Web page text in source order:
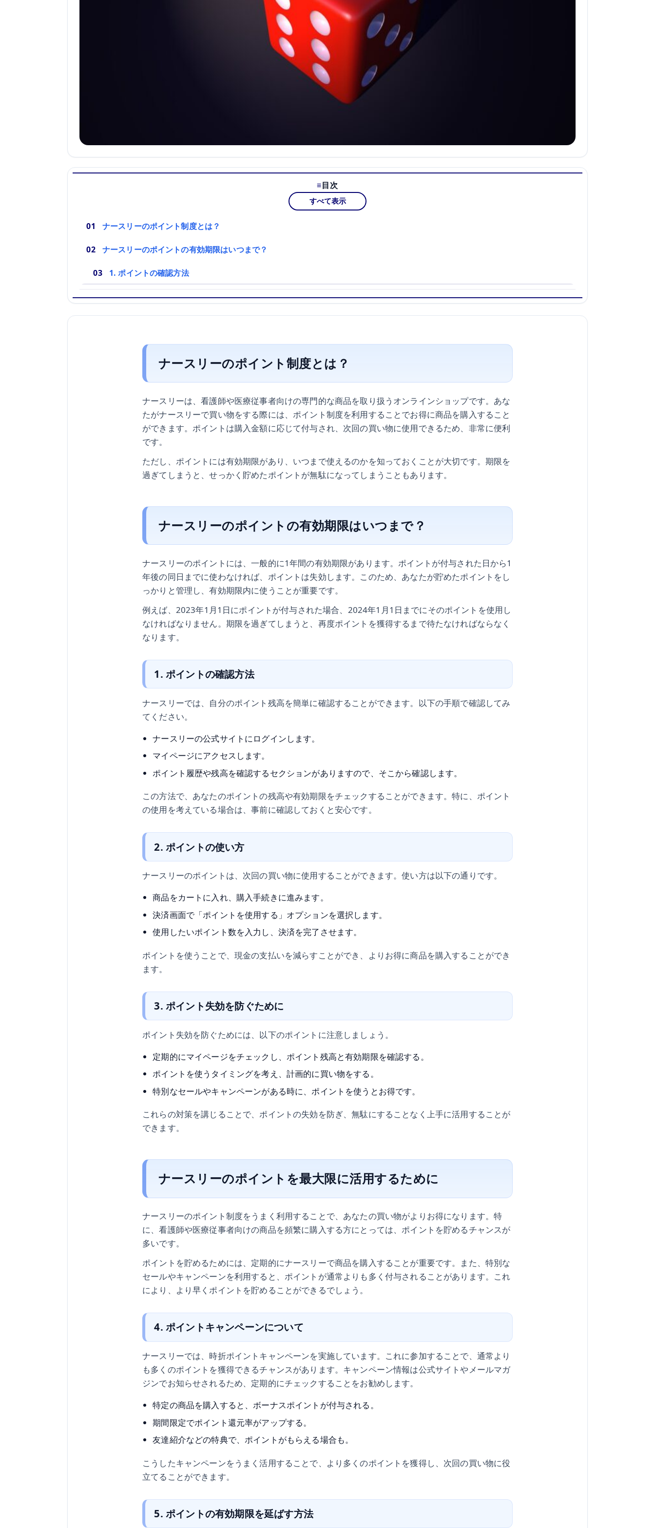
目次
すべて表示
ナースリーのポイント制度とは？
ナースリーのポイントの有効期限はいつまで？
1. ポイントの確認方法
ナースリーのポイント制度とは？
ナースリーは、看護師や医療従事者向けの専門的な商品を取り扱うオンラインショップです。あな
たがナースリーで買い物をする際には、ポイント制度を利用することでお得に商品を購入すること
ができます。ポイントは購入金額に応じて付与され、次回の買い物に使用できるため、非常に便利
です。
ただし、ポイントには有効期限があり、いつまで使えるのかを知っておくことが大切です。期限を
過ぎてしまうと、せっかく貯めたポイントが無駄になってしまうこともあります。
ナースリーのポイントの有効期限はいつまで？
ナースリーのポイントには、一般的に1年間の有効期限があります。ポイントが付与された日から1
年後の同日までに使わなければ、ポイントは失効します。このため、あなたが貯めたポイントをし
っかりと管理し、有効期限内に使うことが重要です。
例えば、2023年1月1日にポイントが付与された場合、2024年1月1日までにそのポイントを使用し
なければなりません。期限を過ぎてしまうと、再度ポイントを獲得するまで待たなければならなく
なります。
1. ポイントの確認方法
ナースリーでは、自分のポイント残高を簡単に確認することができます。以下の手順で確認してみ
てください。
ナースリーの公式サイトにログインします。
マイページにアクセスします。
ポイント履歴や残高を確認するセクションがありますので、そこから確認します。
この方法で、あなたのポイントの残高や有効期限をチェックすることができます。特に、ポイント
の使用を考えている場合は、事前に確認しておくと安心です。
2. ポイントの使い方
ナースリーのポイントは、次回の買い物に使用することができます。使い方は以下の通りです。
商品をカートに入れ、購入手続きに進みます。
決済画面で「ポイントを使用する」オプションを選択します。
使用したいポイント数を入力し、決済を完了させます。
ポイントを使うことで、現金の支払いを減らすことができ、よりお得に商品を購入することができ
ます。
3. ポイント失効を防ぐために
ポイント失効を防ぐためには、以下のポイントに注意しましょう。
定期的にマイページをチェックし、ポイント残高と有効期限を確認する。
ポイントを使うタイミングを考え、計画的に買い物をする。
特別なセールやキャンペーンがある時に、ポイントを使うとお得です。
これらの対策を講じることで、ポイントの失効を防ぎ、無駄にすることなく上手に活用することが
できます。
ナースリーのポイントを最大限に活用するために
ナースリーのポイント制度をうまく利用することで、あなたの買い物がよりお得になります。特
に、看護師や医療従事者向けの商品を頻繁に購入する方にとっては、ポイントを貯めるチャンスが
多いです。
ポイントを貯めるためには、定期的にナースリーで商品を購入することが重要です。また、特別な
セールやキャンペーンを利用すると、ポイントが通常よりも多く付与されることがあります。これ
により、より早くポイントを貯めることができるでしょう。
4. ポイントキャンペーンについて
ナースリーでは、時折ポイントキャンペーンを実施しています。これに参加することで、通常より
も多くのポイントを獲得できるチャンスがあります。キャンペーン情報は公式サイトやメールマガ
ジンでお知らせされるため、定期的にチェックすることをお勧めします。
特定の商品を購入すると、ボーナスポイントが付与される。
期間限定でポイント還元率がアップする。
友達紹介などの特典で、ポイントがもらえる場合も。
こうしたキャンペーンをうまく活用することで、より多くのポイントを獲得し、次回の買い物に役
立てることができます。
5. ポイントの有効期限を延ばす方法